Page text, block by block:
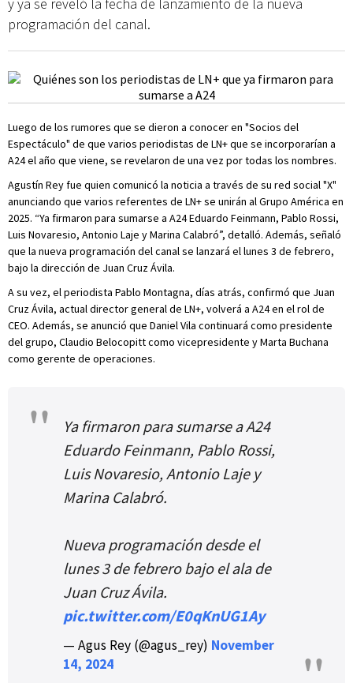
programación del canal.
Luego de los rumores que se dieron a conocer en "Socios del
Espectáculo" de que varios periodistas de LN+ que se incorporarían a
A24 el año que viene, se revelaron de una vez por todas los nombres.
Agustín Rey fue quien comunicó la noticia a través de su red social "X"
anunciando que varios referentes de LN+ se unirán al Grupo América en
2025. “Ya firmaron para sumarse a A24 Eduardo Feinmann, Pablo Rossi,
Luis Novaresio, Antonio Laje y Marina Calabró”, detalló. Además, señaló
que la nueva programación del canal se lanzará el lunes 3 de febrero,
bajo la dirección de Juan Cruz Ávila.
A su vez, el periodista Pablo Montagna, días atrás, confirmó que Juan
Cruz Ávila, actual director general de LN+, volverá a A24 en el rol de
CEO. Además, se anunció que Daniel Vila continuará como presidente
del grupo, Claudio Belocopitt como vicepresidente y Marta Buchana
como gerente de operaciones.
Ya firmaron para sumarse a A24
Eduardo Feinmann, Pablo Rossi,
Luis Novaresio, Antonio Laje y
Marina Calabró.
Nueva programación desde el
lunes 3 de febrero bajo el ala de
Juan Cruz Ávila.
pic.twitter.com/E0qKnUG1Ay
— Agus Rey (@agus_rey) November
14, 2024